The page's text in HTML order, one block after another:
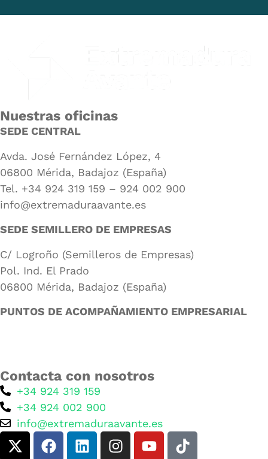
Nuestras oficinas
SEDE CENTRAL
Avda. José Fernández López, 4
06800 Mérida, Badajoz (España)
Tel. +34 924 319 159 – 924 002 900
info@extremaduraavante.es
SEDE SEMILLERO DE EMPRESAS
C/ Logroño (Semilleros de Empresas)
Pol. Ind. El Prado
06800 Mérida, Badajoz (España)
PUNTOS DE ACOMPAÑAMIENTO EMPRESARIAL
Contacta con nosotros
+34 924 319 159
+34 924 002 900
info@extremaduraavante.es